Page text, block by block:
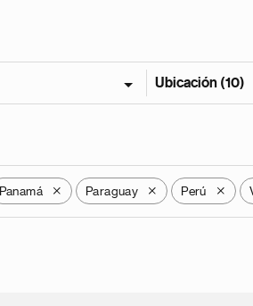
Ubicación (10)
Panamá X Paraguay X Perú X